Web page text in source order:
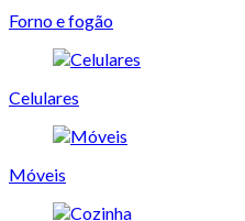
Forno e fogão
Celulares
Móveis